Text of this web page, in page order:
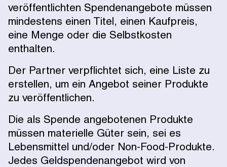
veröffentlichten Spendenangebote müssen
mindestens einen Titel, einen Kaufpreis,
eine Menge oder die Selbstkosten
enthalten.
Der Partner verpflichtet sich, eine Liste zu
erstellen, um ein Angebot seiner Produkte
zu veröffentlichen.
Die als Spende angebotenen Produkte
müssen materielle Güter sein, sei es
Lebensmittel und/oder Non-Food-Produkte.
Jedes Geldspendenangebot wird von